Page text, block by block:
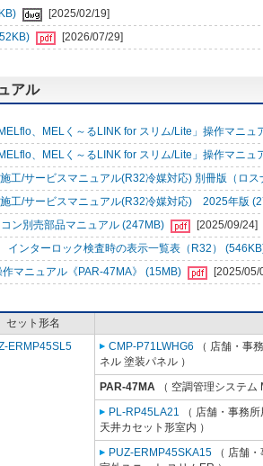
[2025/02/19]
[2026/07/29]
アル
、MELく～るLINK for スリム/Lite」操作マニュ
、MELく～るLINK for スリム/Lite」操作マニュ
工/サービスマニュアル(R32冷媒対応) 別冊版（ロ
施工/サービスマニュアル(R32冷媒対応) 2025年版
ン別売部品マニュアル (247MB)
[2025/09/24]
インターロック検査時の表示一覧表（R32）
マニュアル《PAR-47MA》 (15MB)
[2025/05/
セット形名
ERMP45SL5
CMP-P71LWHG6 （ 店舗・事
ネル 塗装パネル ）
PAR-47MA （ 空調管理システム
PL-RP45LA21 （ 店舗・事務
天井カセット形室内 ）
PUZ-ERMP45SKA15 （ 店舗